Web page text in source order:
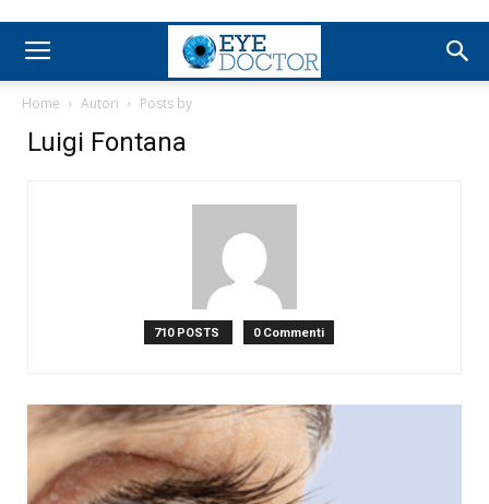
Home Autori Posts by
Luigi Fontana
710 POSTS 0 Commenti